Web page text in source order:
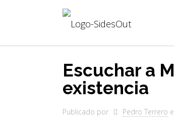
Escuchar a
existencia
Publicado por Pedro Terrero